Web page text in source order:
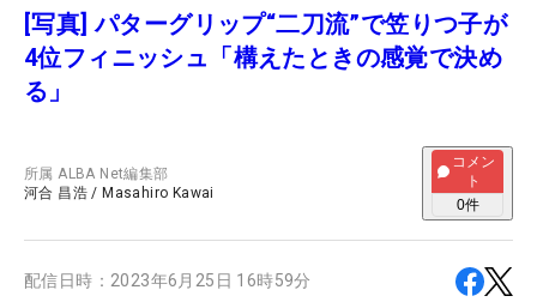
[写真] パターグリップ“二刀流”で笠りつ子が
4位フィニッシュ「構えたときの感覚で決め
る」
所属ALBA Net編集部
河合 昌浩 / Masahiro Kawai
コメン
ト
0件
配信日時： 2023年6月25日 16時59分